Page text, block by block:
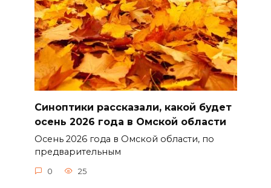
Синоптики рассказали, какой будет
осень 2026 года в Омской области
Осень 2026 года в Омской области, по
предварительным
0 25